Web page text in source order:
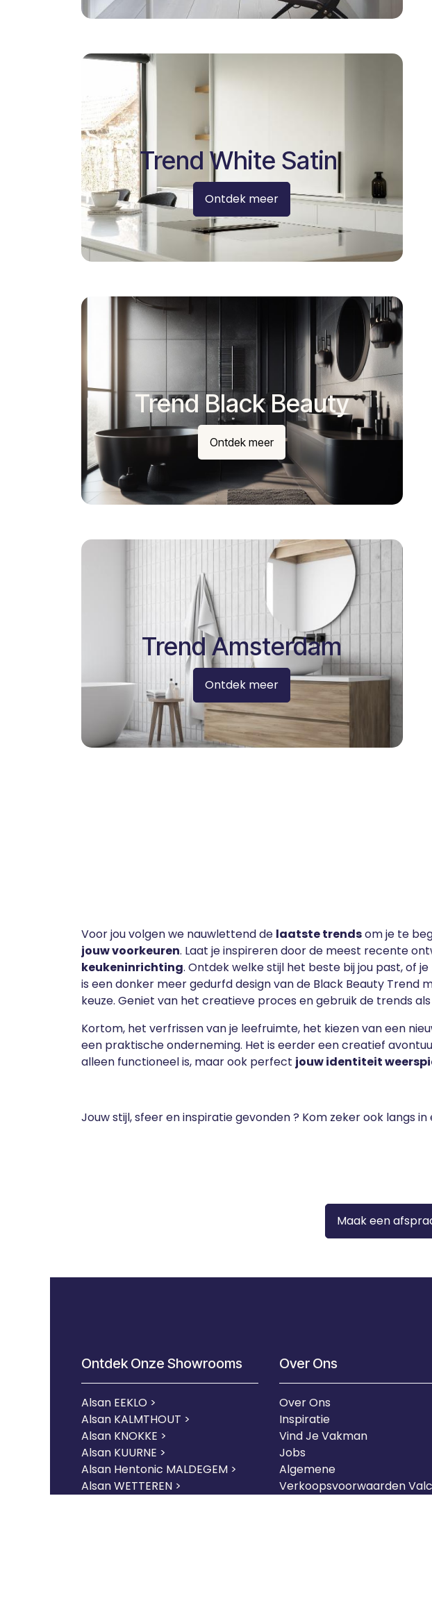
Trend White Satin
Ontdek meer
Trend Black Beauty
Ontdek meer
Trend Amsterdam
Ontdek meer
Voor jou volgen we nauwlettend de laatste trendsom je te
jouw voorkeuren. Laat je inspireren door de meest recente
keukeninrichting. Ontdek welke stijl het beste bij jou past, of
is een donker meer gedurfd design van de Black Beauty Trend
keuze. Geniet van het creatieve proces en gebruik de trends
Kortom, het verfrissen van je leefruimte, het kiezen van een
een praktische onderneming. Het is eerder een creatief
alleen functioneel is, maar ook perfect jouw identiteit
Jouw stijl, sfeer en inspiratie gevonden ? Kom zeker ook langs
Maak een
Ontdek Onze Showrooms
Alsan EEKLO >
Alsan KALMTHOUT >
Alsan KNOKKE >
Alsan KUURNE >
Alsan Hentonic MALDEGEM >
Alsan WETTEREN >
Over Ons
Over Ons
Inspiratie
Vind Je Vakman
Jobs
Algemene
Verkoopsvoorwaarden